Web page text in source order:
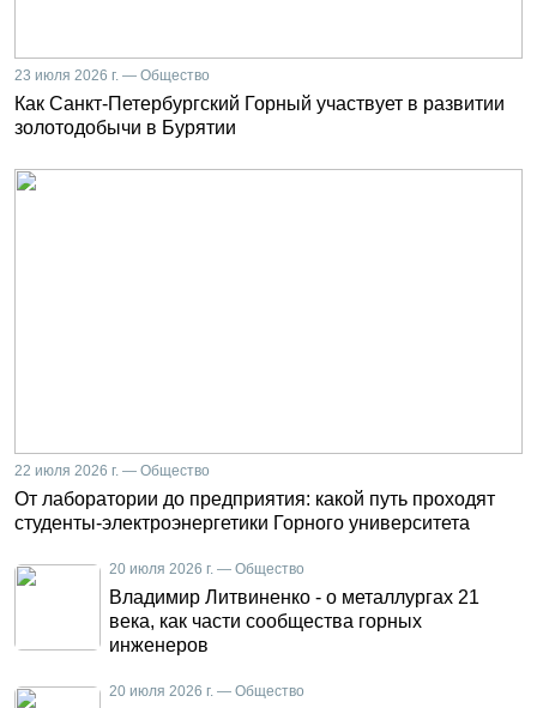
23 июля 2026 г. — Общество
Как Санкт-Петербургский Горный участвует в развитии
золотодобычи в Бурятии
22 июля 2026 г. — Общество
От лаборатории до предприятия: какой путь проходят
студенты-электроэнергетики Горного университета
20 июля 2026 г. — Общество
Владимир Литвиненко - о металлургах 21
века, как части сообщества горных
инженеров
20 июля 2026 г. — Общество